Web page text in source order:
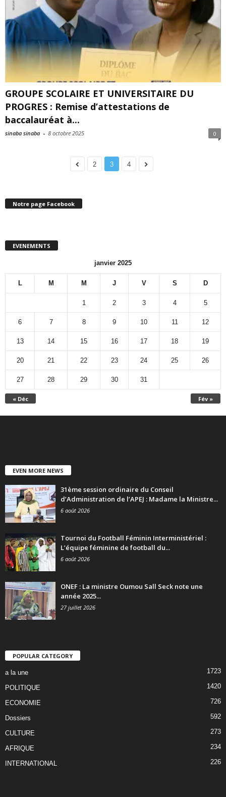
GROUPE SCOLAIRE ET UNIVERSITAIRE DU
PROGRES : Remise d’attestations de
baccalauréat à...
sinaba sinaba - 8 octobre 2025 0
2 3 4
Notre page Facebook
EVENEMENTS
janvier 2025
L M M J V S D
« Déc Fév »
1 2 3 4 5
6 7 8 9 10 11 12
13 14 15 16 17 18 19
20 21 22 23 24 25 26
27 28 29 30 31
EVEN MORE NEWS
31ème session ordinaire du Conseil
d’Administration de l’APEJ : Madame la Ministre...
6 août 2026
Tournoi du Football Féminin Interministériel :
L’équipe féminine de football du...
6 août 2026
ONEF : La ministre Oumou Sall Seck note une
année 2025...
27 juillet 2026
POPULAR CATEGORY
a la une 1723
POLITIQUE 1420
ECONOMIE 726
Dossiers 592
CULTURE 273
AFRIQUE 234
INTERNATIONAL 226